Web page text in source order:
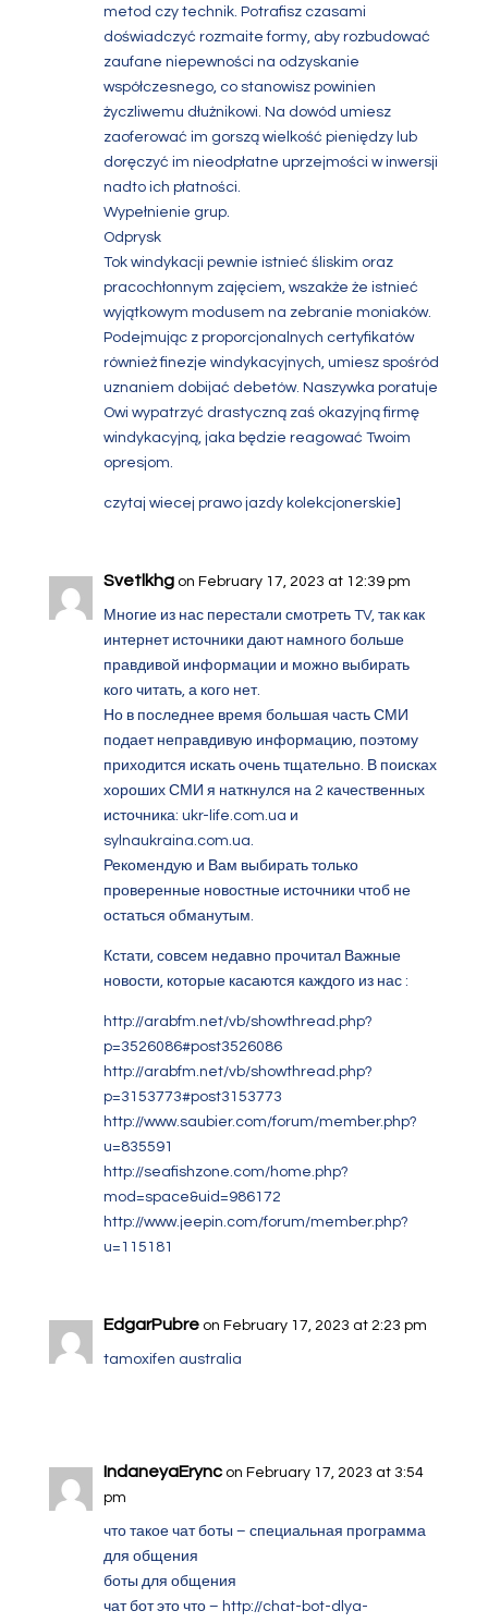
metod czy technik. Potrafisz czasami
doświadczyć rozmaite formy, aby rozbudować
zaufane niepewności na odzyskanie
współczesnego, co stanowisz powinien
życzliwemu dłużnikowi. Na dowód umiesz
zaoferować im gorszą wielkość pieniędzy lub
doręczyć im nieodpłatne uprzejmości w inwersji
nadto ich płatności.
Wypełnienie grup.
Odprysk
Tok windykacji pewnie istnieć śliskim oraz
pracochłonnym zajęciem, wszakże że istnieć
wyjątkowym modusem na zebranie moniaków.
Podejmując z proporcjonalnych certyfikatów
również finezje windykacyjnych, umiesz spośród
uznaniem dobijać debetów. Naszywka poratuje
Owi wypatrzyć drastyczną zaś okazyjną firmę
windykacyjną, jaka będzie reagować Twoim
opresjom.
czytaj wiecej prawo jazdy kolekcjonerskie]
Svetlkhg on February 17, 2023 at 12:39 pm
Многие из нас перестали смотреть TV, так как
интернет источники дают намного больше
правдивой информации и можно выбирать
кого читать, а кого нет.
Но в последнее время большая часть СМИ
подает неправдивую информацию, поэтому
приходится искать очень тщательно. В поисках
хороших СМИ я наткнулся на 2 качественных
источника: ukr-life.com.ua и
sylnaukraina.com.ua.
Рекомендую и Вам выбирать только
проверенные новостные источники чтоб не
остаться обманутым.
Кстати, совсем недавно прочитал Важные
новости, которые касаются каждого из нас :
http://arabfm.net/vb/showthread.php?
p=3526086#post3526086
http://arabfm.net/vb/showthread.php?
p=3153773#post3153773
http://www.saubier.com/forum/member.php?
u=835591
http://seafishzone.com/home.php?
mod=space&uid=986172
http://www.jeepin.com/forum/member.php?
u=115181
EdgarPubre on February 17, 2023 at 2:23 pm
tamoxifen australia
IndaneyaErync on February 17, 2023 at 3:54
pm
что такое чат боты – специальная программа
для общения
боты для общения
чат бот это что – http://chat-bot-dlya-